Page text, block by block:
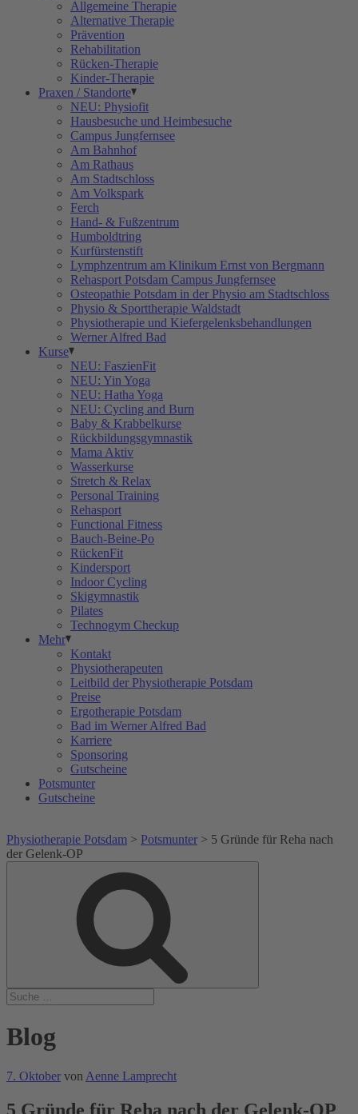
Allgemeine Therapie
Alternative Therapie
Prävention
Rehabilitation
Rücken-Therapie
Kinder-Therapie
Praxen / Standorte
NEU: Physiofit
Hausbesuche und Heimbesuche
Campus Jungfernsee
Am Bahnhof
Am Rathaus
Am Stadtschloss
Am Volkspark
Ferch
Hand- & Fußzentrum
Humboldtring
Kurfürstenstift
Lymphzentrum am Klinikum Ernst von Bergmann
Rehasport Potsdam Campus Jungfernsee
Osteopathie Potsdam in der Physio am Stadtschloss
Physio & Sporttherapie Waldstadt
Physiotherapie und Kiefergelenksbehandlungen
Werner Alfred Bad
Kurse
NEU: FaszienFit
NEU: Yin Yoga
NEU: Hatha Yoga
NEU: Cycling and Burn
Baby & Krabbelkurse
Rückbildungsgymnastik
Mama Aktiv
Wasserkurse
Stretch & Relax
Personal Training
Rehasport
Functional Fitness
Bauch-Beine-Po
RückenFit
Kindersport
Indoor Cycling
Skigymnastik
Pilates
Technogym Checkup
Mehr
Kontakt
Physiotherapeuten
Leitbild der Physiotherapie Potsdam
Preise
Ergotherapie Potsdam
Bad im Werner Alfred Bad
Karriere
Sponsoring
Gutscheine
Potsmunter
Gutscheine
Physiotherapie Potsdam > Potsmunter > 5 Gründe für Reha nach
der Gelenk-OP
Blog
Veröffentlicht
7. Oktober von Aenne Lamprecht
5 Gründe für Reha nach der Gelenk-OP